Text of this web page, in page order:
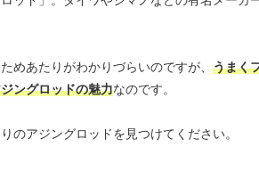
めあたりがわかりづらいのですが、 うまく
ングロッドの魅力なのです。
のアジングロッドを見つけてください。